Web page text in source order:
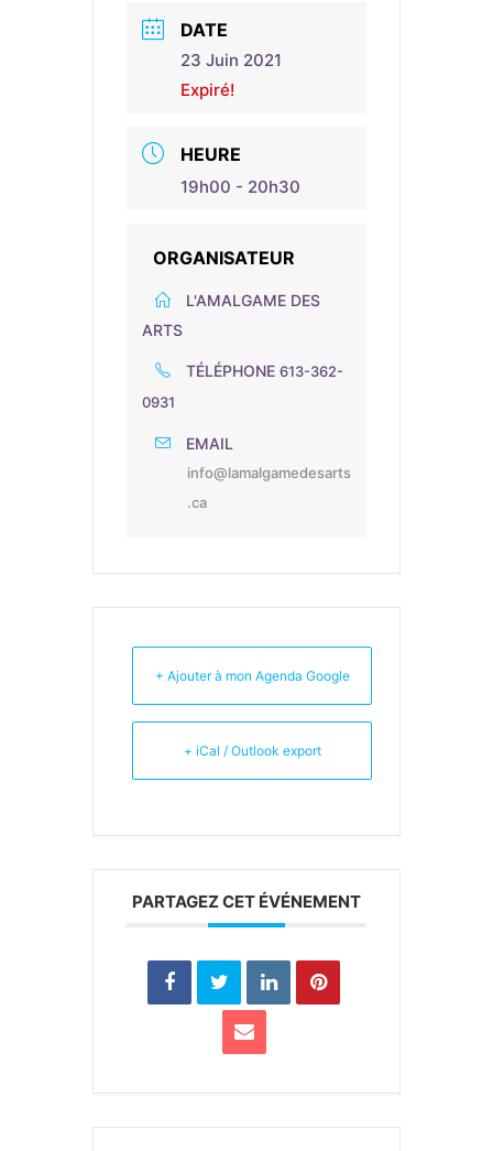
DATE
23 Juin 2021
Expiré!
HEURE
19h00 - 20h30
ORGANISATEUR
L'AMALGAME DES
ARTS
TÉLÉPHONE 613-362-
0931
EMAIL
info@lamalgamedesarts
.ca
+ Ajouter à mon Agenda Google
+ iCal / Outlook export
PARTAGEZ CET ÉVÉNEMENT